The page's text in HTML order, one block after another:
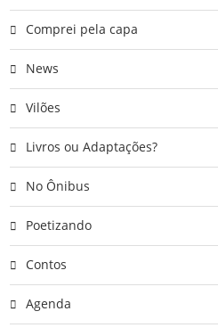
Comprei pela capa
News
Vilões
Livros ou Adaptações?
No Ônibus
Poetizando
Contos
Agenda